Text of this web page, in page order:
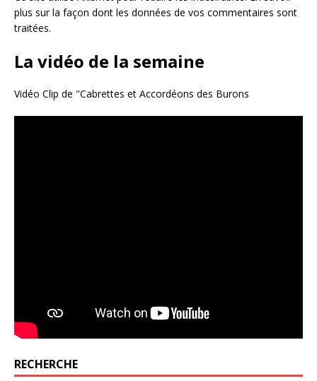
plus sur la façon dont les données de vos commentaires sont
traitées.
La vidéo de la semaine
Vidéo Clip de "Cabrettes et Accordéons des Burons
RECHERCHE